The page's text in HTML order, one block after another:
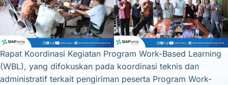
Rapat Koordinasi Kegiatan Program Work-Based Learning
(WBL), yang difokuskan pada koordinasi teknis dan
administratif terkait pengiriman peserta Program Work-